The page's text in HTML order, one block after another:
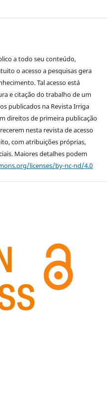
a todo seu conteúdo,
o acesso a pesquisas gera
Tal acesso está
e citação do trabalho de um
publicados na Revista Irriga
direitos de primeira publicação
nesta revista de acesso
com atribuições próprias,
Maiores detalhes podem
licenses/by-nc-nd/4.0